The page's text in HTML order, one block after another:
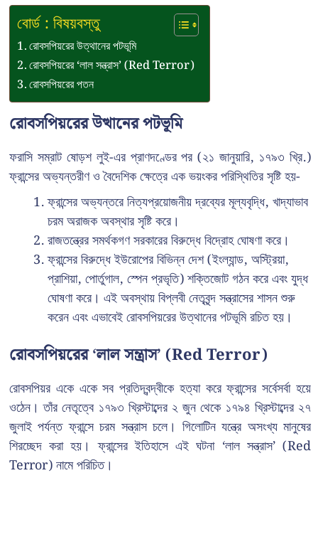
বোর্ড : বিষয়বস্তু
রোবসপিয়রের উত্থানের পটভূমি
রোবসপিয়রের ‘লাল সন্ত্রাস’ (Red Terror)
রোবসপিয়রের পতন
রোবসপিয়রের উত্থানের পটভূমি
ফরাসি সম্রাট ষোড়শ লুই-এর প্রাণদণ্ডের পর (২১ জানুয়ারি, ১৭৯৩ খ্রি.)
ফ্রান্সের অভ্যন্তরীণ ও বৈদেশিক ক্ষেত্রে এক ভয়ংকর পরিস্থিতির সৃষ্টি হয়-
ফ্রান্সের অভ্যন্তরে নিত্যপ্রয়োজনীয় দ্রব্যের মূল্যবৃদ্ধি, খাদ্যাভাব
চরম অরাজক অবস্থার সৃষ্টি করে।
রাজতন্ত্রের সমর্থকগণ সরকারের বিরুদ্ধে বিদ্রোহ ঘোষণা করে।
ফ্রান্সের বিরুদ্ধে ইউরোপের বিভিন্ন দেশ (ইংল্যান্ড, অস্ট্রিয়া,
প্রাশিয়া, পোর্তুগাল, স্পেন প্রভৃতি) শক্তিজোট গঠন করে এবং যুদ্ধ
ঘোষণা করে। এই অবস্থায় বিপ্লবী নেতৃবৃন্দ সন্ত্রাসের শাসন শুরু
করেন এবং এভাবেই রোবসপিয়রের উত্থানের পটভূমি রচিত হয়।
রোবসপিয়রের ‘লাল সন্ত্রাস’ (Red Terror)
রোবসপিয়র একে একে সব প্রতিদ্বন্দ্বীকে হত্যা করে ফ্রান্সের সর্বেসর্বা হয়ে
ওঠেন। তাঁর নেতৃত্বে ১৭৯৩ খ্রিস্টাব্দের ২ জুন থেকে ১৭৯৪ খ্রিস্টাব্দের ২৭
জুলাই পর্যন্ত ফ্রান্সে চরম সন্ত্রাস চলে। গিলোটিন যন্ত্রে অসংখ্য মানুষের
শিরচ্ছেদ করা হয়। ফ্রান্সের ইতিহাসে এই ঘটনা ‘লাল সন্ত্রাস’ (Red
Terror) নামে পরিচিত।